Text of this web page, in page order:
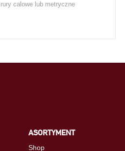
rury calowe lub metryczne
ASORTYMENT
Shop